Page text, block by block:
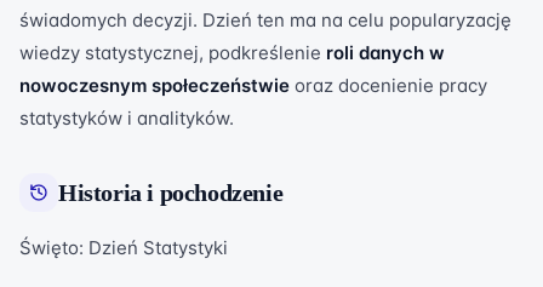
świadomych decyzji. Dzień ten ma na celu popularyzację
wiedzy statystycznej, podkreślenie roli danych w
nowoczesnym społeczeństwie oraz docenienie pracy
statystyków i analityków.
Historia i pochodzenie
Święto: Dzień Statystyki